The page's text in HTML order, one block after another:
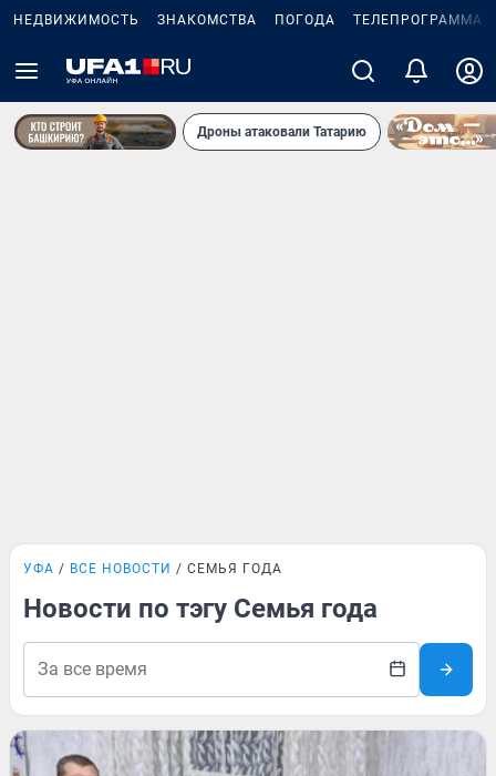
НЕДВИЖИМОСТЬ ЗНАКОМСТВА ПОГОДА ТЕЛЕПРОГРАММА
Дроны атаковали Татарию
УФА ВСЕ НОВОСТИ СЕМЬЯ ГОДА
Новости по тэгу Семья года